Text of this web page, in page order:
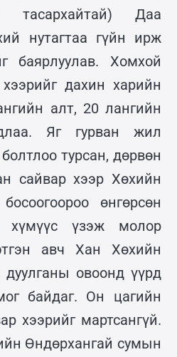
тасархайтай) Даа
нутагтаа гүйн ирж
баярлуулав. Хомхой
дахин харийн
алт, 20 лангийн
Яг гурван жил
турсан, дөрвөн
сайвар хээр Хөхийн
өнгөрсөн
хүмүүс үзэж молор
авч Хан Хөхийн
овоонд үүрд
байдаг. Он цагийн
хээрийг мартсангүй.
Өндөрхангай сумын